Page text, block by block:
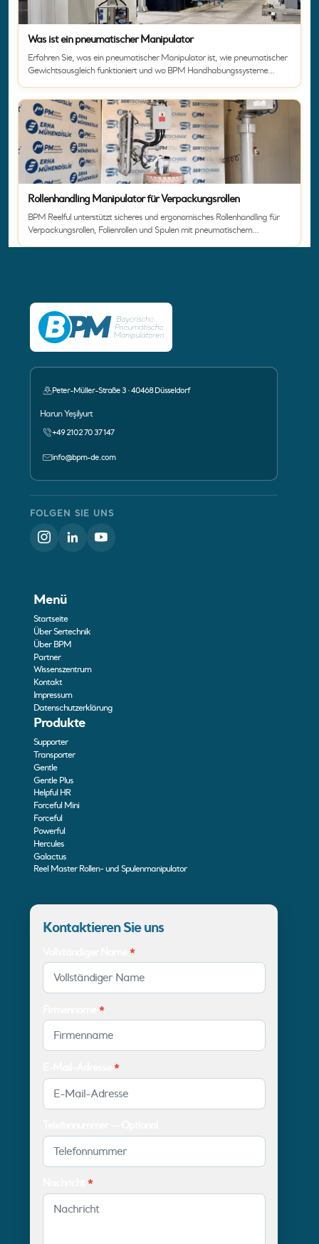
Was ist ein pneumatischer Manipulator
Erfahren Sie, was ein pneumatischer Manipulator ist, wie pneumatischer
Gewichtsausgleich funktioniert und wo BPM Handhabungssysteme
Rollenhandling Manipulator für Verpackungsrollen
BPM Reelful unterstützt sicheres und ergonomisches Rollenhandling für
Verpackungsrollen, Folienrollen und Spulen mit pneumatischem
Peter-Müller-Straße 3 · 40468 Düsseldorf
Ansprechpartner:
Harun Yeşilyurt
+49 2102 70 37 147
info@bpm-de.com
FOLGEN SIE UNS
Menü
Startseite
Über Sertechnik
Über BPM
Partner
Wissenszentrum
Kontakt
Impressum
Datenschutzerklärung
Produkte
Supporter
Transporter
Gentle
Gentle Plus
Helpful HR
Forceful Mini
Forceful
Powerful
Hercules
Galactus
Reel Master Rollen- und Spulenmanipulator
Kontaktieren Sie uns
*
*
*
*